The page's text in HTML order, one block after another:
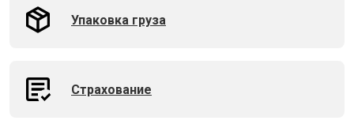
Упаковка груза
Страхование